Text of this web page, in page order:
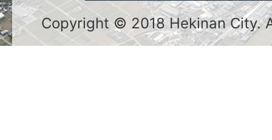
Copyright © 2018 Hekinan City.